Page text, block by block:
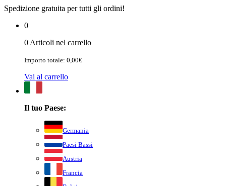
Spedizione gratuita per tutti gli ordini!
0
0 Articoli nel carrello
Importo totale: 0,00€
Vai al carrello
Il tuo Paese:
Germania
Paesi Bassi
Austria
Francia